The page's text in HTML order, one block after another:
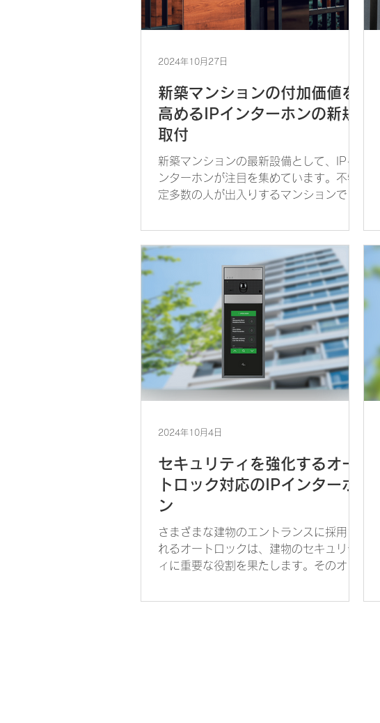
新築マンションの付加価値を
高めるIPインターホンの新規
取付
新築マンションの最新設備として、IPイ
ンターホンが注目を集めています。不特
定多数の人が出入りするマンションで
策が必須です。ライフスタイルの変化に
伴い、最新のインターホンシステムには
従来のインターホンにない便利な機能が
求められています。IP...
2024年10月27日
セキュリティを強化するオー
トロック対応のIPインターホ
ン
さまざまな建物のエントランスに採用さ
れるオートロックは、建物のセキュリテ
ィに重要な役割を果たします。そのオー
化を実現するのがIPインターホンです。
2024年10月4日